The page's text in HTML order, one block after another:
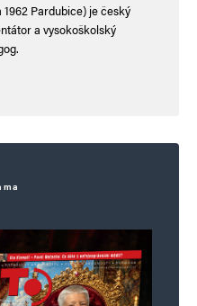
Pardubice) je český
a vysokoškolský